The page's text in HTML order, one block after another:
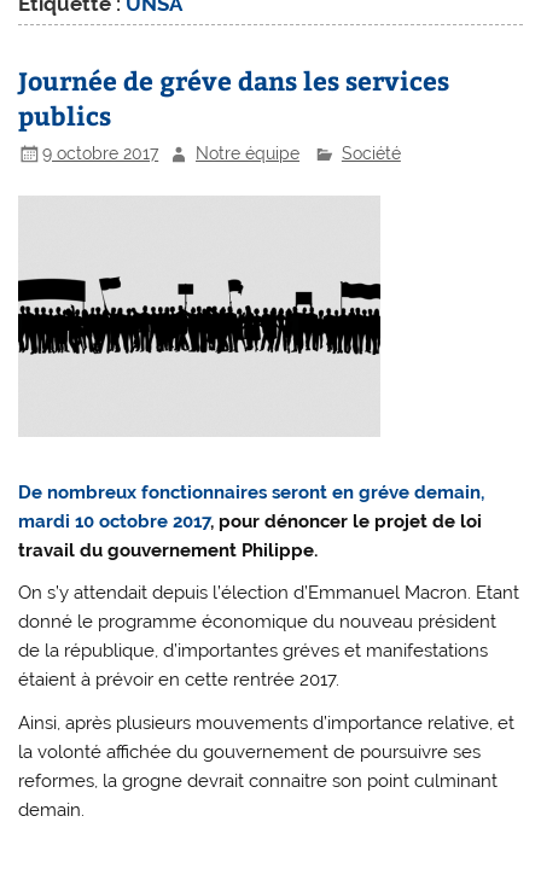
Journée de gréve dans les services
publics
9 octobre 2017 Notre équipe Société
De nombreux fonctionnaires seront en gréve demain,
mardi 10 octobre 2017, pour dénoncer le projet de loi
travail du gouvernement Philippe.
On s’y attendait depuis l’élection d’Emmanuel Macron. Etant
donné le programme économique du nouveau président
de la république, d’importantes gréves et manifestations
étaient à prévoir en cette rentrée 2017.
Ainsi, après plusieurs mouvements d’importance relative, et
la volonté affichée du gouvernement de poursuivre ses
reformes, la grogne devrait connaitre son point culminant
demain.